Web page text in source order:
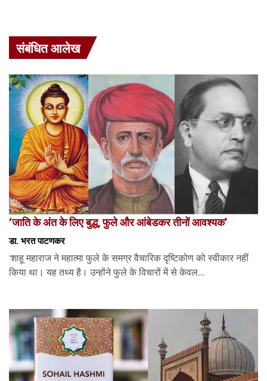
संबंधित आलेख
‘जाति के अंत के लिए बुद्ध, फुले और आंबेडकर तीनों आवश्यक’
डा. भरत पाटणकर
‘शाहू महाराज ने महात्मा फुले के समग्र वैचारिक दृष्टिकोण को स्वीकार नहीं
किया था। यह तथ्य है। उन्होंने फुले के विचारों में से केवल...